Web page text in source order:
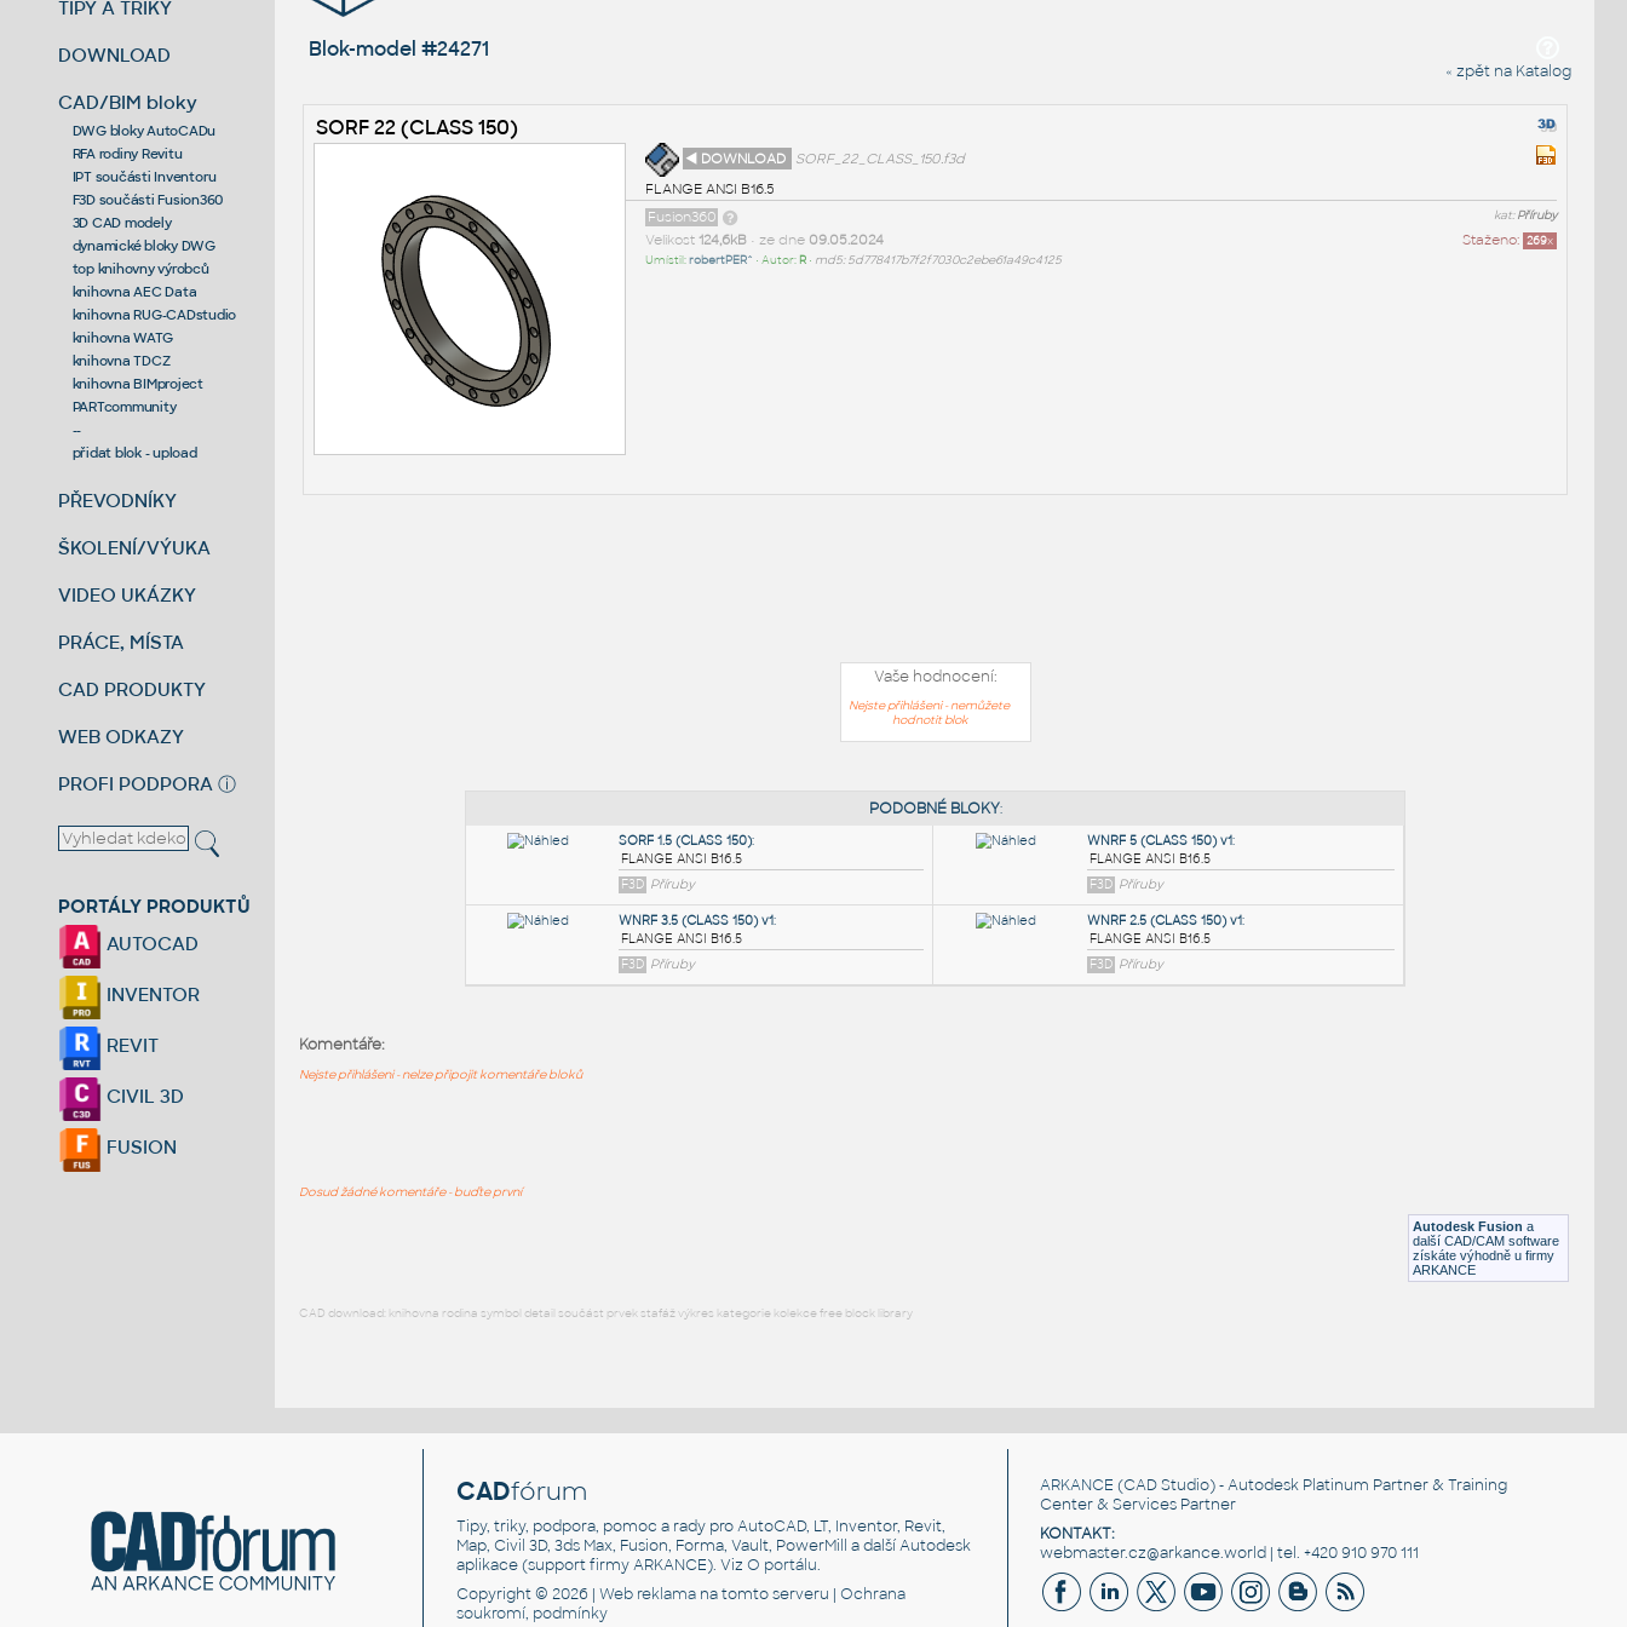
TIPY A TRIKY
DOWNLOAD
CAD/BIM bloky
DWG bloky AutoCADu
RFA rodiny Revitu
IPT součásti Inventoru
F3D součásti Fusion360
3D CAD modely
dynamické bloky DWG
top knihovny výrobců
knihovna AEC Data
knihovna RUG-CADstudio
knihovna WATG
knihovna TDCZ
knihovna BIMproject
PARTcommunity
--
přidat blok - upload
PŘEVODNÍKY
ŠKOLENÍ/VÝUKA
VIDEO UKÁZKY
PRÁCE, MÍSTA
CAD PRODUKTY
WEB ODKAZY
PROFI PODPORA ⓘ
PORTÁLY PRODUKTŮ
AUTOCAD
INVENTOR
REVIT
CIVIL 3D
FUSION
Blok-model #24271
« zpět na Katalog
SORF 22 (CLASS 150)
◄ DOWNLOAD
SORF_22_CLASS_150.f3d
FLANGE ANSI B16.5
kat:Příruby
Fusion360
Staženo: 269x
Velikost 124,6kB• ze dne 09.05.2024
Umístil:robertPER^ • Autor: R• md5: 5d778417b7f2f7030c2ebe61a49c4125
Vaše hodnocení:
Nejste přihlášeni - nemůžete
hodnotit blok
Autodesk Fusion a
další CAD/CAM software
získáte výhodně u firmy
ARKANCE
Komentáře:
Nejste přihlášeni - nelze připojit komentáře bloků
Dosud žádné komentáře - buďte první
CAD download: knihovna rodina symbol detail součást prvek stafáž výkres kategorie kolekce free block library
CADfórum
Tipy, triky, podpora, pomoc a rady pro AutoCAD, LT, Inventor, Revit,
Map, Civil 3D, 3ds Max, Fusion, Forma, Vault, PowerMill a další Autodesk
aplikace (support firmy ARKANCE). VizO portálu.
Copyright © 2026 |Web reklama na tomto serveru |Ochrana
soukromí, podmínky
ARKANCE (CAD Studio) - Autodesk Platinum Partner & Training
Center & Services Partner
KONTAKT:
webmaster.cz@arkance.world | tel. +420 910 970 111